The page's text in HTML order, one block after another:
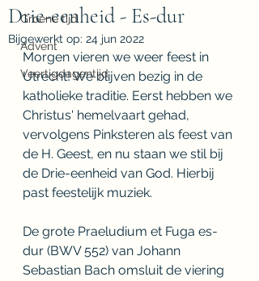
Groene tijd
Advent
Veertigdagentijd
Drie-eenheid - Es-dur
Bijgewerkt op: 24 jun 2022
Morgen vieren we weer feest in
Utrecht! We blijven bezig in de
katholieke traditie. Eerst hebben we
Christus' hemelvaart gehad,
vervolgens Pinksteren als feest van
de H. Geest, en nu staan we stil bij
de Drie-eenheid van God. Hierbij
past feestelijk muziek.
De grote Praeludium et Fuga es-
dur (BWV 552) van Johann
Sebastian Bach omsluit de viering